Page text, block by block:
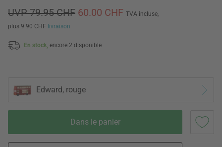
UVP 79.95 CHF 60.00 CHF TVA incluse,
plus 9.90 CHF livraison
En stock, encore 2 disponible
Edward, rouge
Dans le panier